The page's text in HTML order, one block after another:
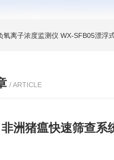
氧离子浓度监测仪 WX-SFB05漂浮
/ ARTICLE
非洲猪瘟快速筛查系